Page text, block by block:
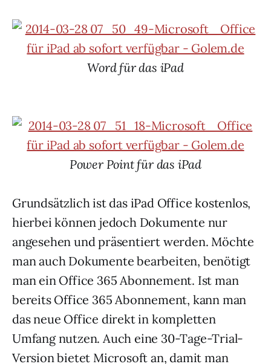
Word für das iPad
Power Point für das iPad
Grundsätzlich ist das iPad Office kostenlos,
hierbei können jedoch Dokumente nur
angesehen und präsentiert werden. Möchte
man auch Dokumente bearbeiten, benötigt
man ein Office 365 Abonnement. Ist man
bereits Office 365 Abonnement, kann man
das neue Office direkt in kompletten
Umfang nutzen. Auch eine 30-Tage-Trial-
Version bietet Microsoft an, damit man